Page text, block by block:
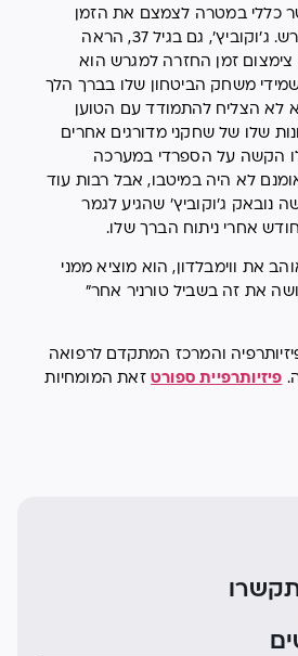
כללי במטרה לצמצם את הזמן
ההיעדרות שלהם במגרש. ג'וקוביץ', גם בגיל 37, הראה
צימצום זמן החזרה למגרש הוא
משחק הביטחון שלו בברך הלך
לא הצליח להתמודד עם הטוען
שלו של שחקני מדורגים אחרים
הקשה על הספרדי במערכה
לא היה במיטבו, אבל רבות עוד
נובאק ג'וקוביץ' שהגיע לגמר
אחרי ניתוח הברך שלו.
את ווימבלדון, הוא מוציא ממני
את זה בשביל טורניר אחר"
והמרכז המתקדם לרפואה
פיזיותרפיית ספורט זאת המומחיות